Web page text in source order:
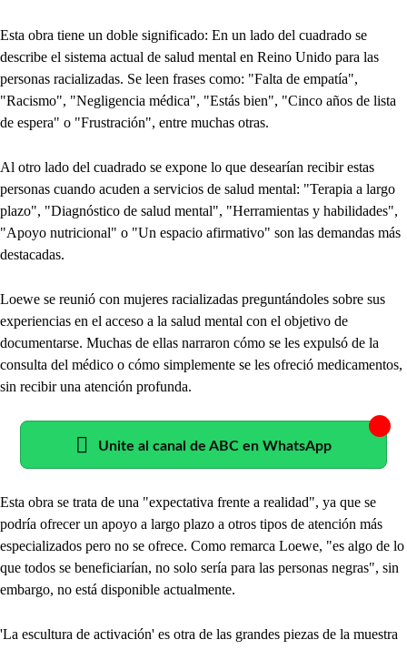
Esta obra tiene un doble significado: En un lado del cuadrado se
describe el sistema actual de salud mental en Reino Unido para las
personas racializadas. Se leen frases como: "Falta de empatía",
"Racismo", "Negligencia médica", "Estás bien", "Cinco años de lista
de espera" o "Frustración", entre muchas otras.
Al otro lado del cuadrado se expone lo que desearían recibir estas
personas cuando acuden a servicios de salud mental: "Terapia a largo
plazo", "Diagnóstico de salud mental", "Herramientas y habilidades",
"Apoyo nutricional" o "Un espacio afirmativo" son las demandas más
destacadas.
Loewe se reunió con mujeres racializadas preguntándoles sobre sus
experiencias en el acceso a la salud mental con el objetivo de
documentarse. Muchas de ellas narraron cómo se les expulsó de la
consulta del médico o cómo simplemente se les ofreció medicamentos,
sin recibir una atención profunda.
Unite al canal de ABC en WhatsApp
Esta obra se trata de una "expectativa frente a realidad", ya que se
podría ofrecer un apoyo a largo plazo a otros tipos de atención más
especializados pero no se ofrece. Como remarca Loewe, "es algo de lo
que todos se beneficiarían, no solo sería para las personas negras", sin
embargo, no está disponible actualmente.
'La escultura de activación' es otra de las grandes piezas de la muestra